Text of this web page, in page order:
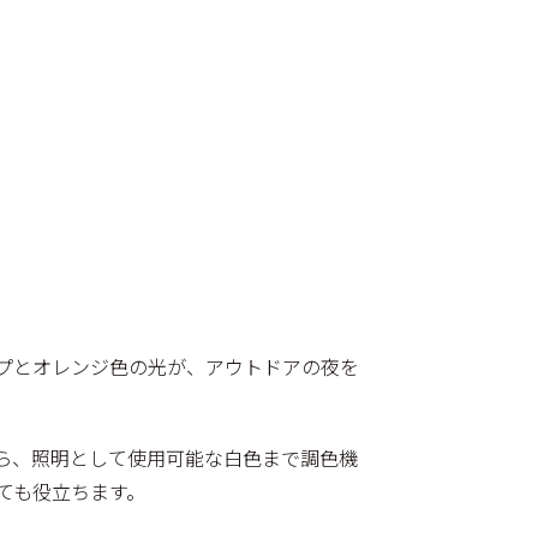
オレンジ色の光が、アウトドアの夜を
、照明として使用可能な白色まで調色機
役立ちます。